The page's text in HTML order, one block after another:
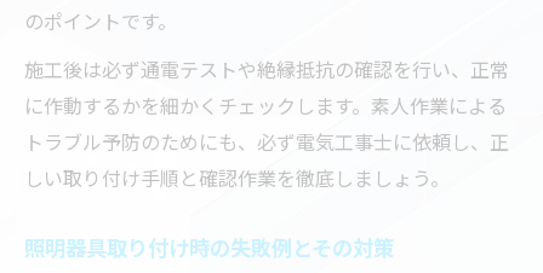
のポイントです。
施工後は必ず通電テストや絶縁抵抗の確認を行い、正常
に作動するかを細かくチェックします。素人作業による
トラブル予防のためにも、必ず電気工事士に依頼し、正
しい取り付け手順と確認作業を徹底しましょう。
照明器具取り付け時の失敗例とその対策